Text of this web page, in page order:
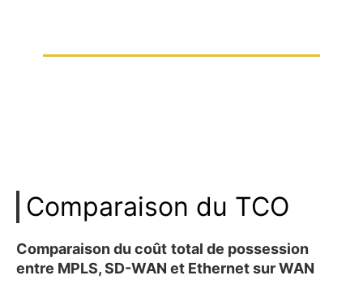
Comparaison du TCO
Comparaison du coût total de possession
entre MPLS, SD-WAN et Ethernet sur WAN